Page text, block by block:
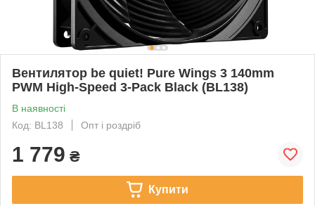
Вентилятор be quiet! Pure Wings 3 140mm
PWM High-Speed 3-Pack Black (BL138)
В наявності
Код: BL138
Опт і роздріб
1 779 ₴
Купити